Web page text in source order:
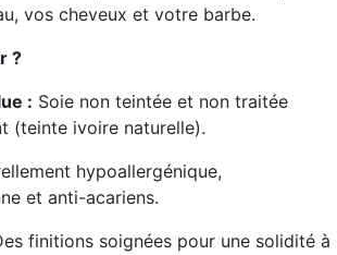
vos cheveux et votre barbe.
?
: Soie non teintée et non traitée
(teinte ivoire naturelle).
hypoallergénique,
et anti-acariens.
finitions soignées pour une solidité à